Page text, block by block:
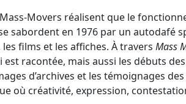
Movers réalisent que le
sabordent en 1976 par un autodafé
films et les affiches. À travers Mass
est racontée, mais aussi les débuts
d’archives et les témoignages
où créativité, expression,